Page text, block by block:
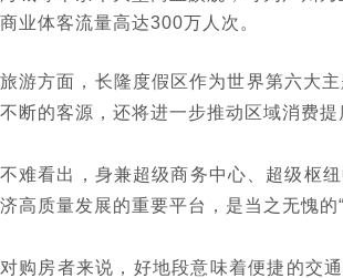
商业体客流量高达300万人次。
旅游方面，长隆度假区作为世界第六大
不断的客源，还将进一步推动区域消费提
不难看出，身兼超级商务中心、超级枢
济高质量发展的重要平台，是当之无愧的
对购房者来说，好地段意味着便捷的交